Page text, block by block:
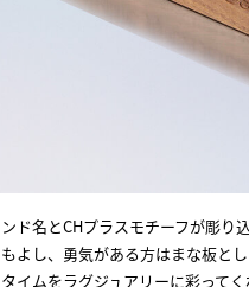
ド名とCHプラスモチーフが彫り
よし、勇気がある方はまな板と
イムをラグジュアリーに彩ってく